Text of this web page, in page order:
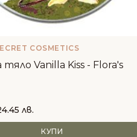
COSMETICS
тяло Vanilla Kiss - Flora's
лв.
КУПИ